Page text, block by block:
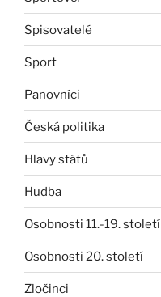
Spisovatelé
Sport
Panovníci
Česká politika
Hlavy států
Hudba
Osobnosti 11.-19. století
Osobnosti 20. století
Zločinci